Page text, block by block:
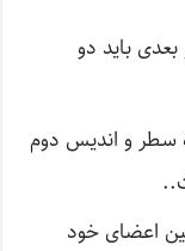
باید دو
سطر و اندیس دوم
اعضای خود